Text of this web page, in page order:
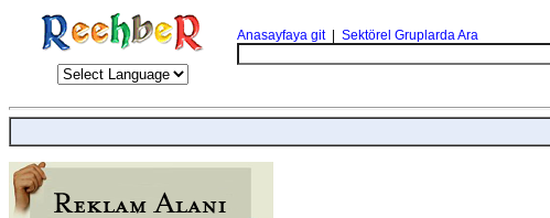
Anasayfaya git| Sektörel Gruplarda Ara